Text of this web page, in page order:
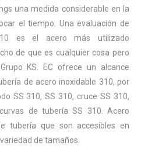
una medida considerable en la
el tiempo. Una evaluación de
es el acero más utilizado
de que es cualquier cosa pero
KS. EC ofrece un alcance
de acero inoxidable 310, por
SS 310, SS 310, cruce SS 310,
de tubería SS 310. Acero
tubería que son accesibles en
de tamaños.